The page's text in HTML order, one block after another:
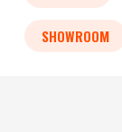
SHOWROOM